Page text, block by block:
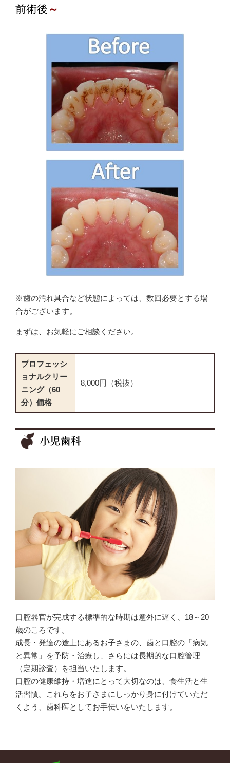
前術後 ～
※歯の汚れ具合など状態によっては、数回必要とする場
合がございます。
まずは、お気軽にご相談ください。
プロフェッシ
ョナルクリー
ニング（60
分）価格
8,000円（税抜）
小児歯科
口腔器官が完成する標準的な時期は意外に遅く、18～20
歳のころです。
成長・発達の途上にあるお子さまの、歯と口腔の「病気
と異常」を予防・治療し、さらには長期的な口腔管理
（定期診査）を担当いたします。
口腔の健康維持・増進にとって大切なのは、食生活と生
活習慣。これらをお子さまにしっかり身に付けていただ
くよう、歯科医としてお手伝いをいたします。